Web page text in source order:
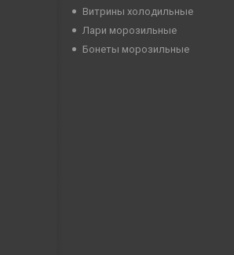
Витрины холодильные
Лари морозильные
Бонеты морозильные